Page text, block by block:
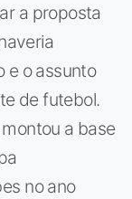
a proposta
e o assunto
de futebol.
a base
no ano